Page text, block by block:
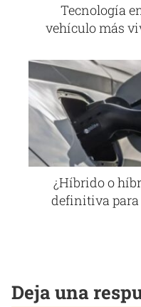
Tecnología
vehículo más
¿Híbrido o
definitiva para
Deja una